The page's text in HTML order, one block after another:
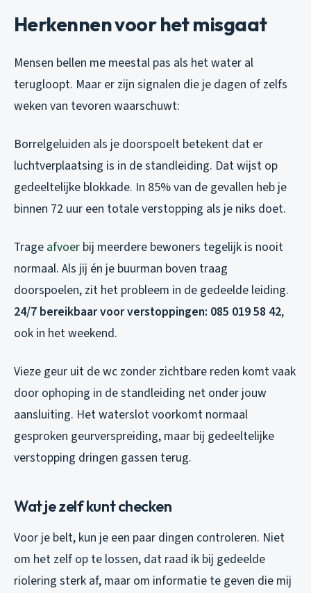
Herkennen voor het misgaat
Mensen bellen me meestal pas als het water al
terugloopt. Maar er zijn signalen die je dagen of zelfs
weken van tevoren waarschuwt:
Borrelgeluiden als je doorspoelt betekent dat er
luchtverplaatsing is in de standleiding. Dat wijst op
gedeeltelijke blokkade. In 85% van de gevallen heb je
binnen 72 uur een totale verstopping als je niks doet.
Trage afvoer bij meerdere bewoners tegelijk is nooit
normaal. Als jij én je buurman boven traag
doorspoelen, zit het probleem in de gedeelde leiding.
24/7 bereikbaar voor verstoppingen: 085 019 58 42,
ook in het weekend.
Vieze geur uit de wc zonder zichtbare reden komt vaak
door ophoping in de standleiding net onder jouw
aansluiting. Het waterslot voorkomt normaal
gesproken geurverspreiding, maar bij gedeeltelijke
verstopping dringen gassen terug.
Wat je zelf kunt checken
Voor je belt, kun je een paar dingen controleren. Niet
om het zelf op te lossen, dat raad ik bij gedeelde
riolering sterk af, maar om informatie te geven die mij